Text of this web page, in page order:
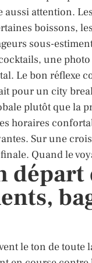
aussi attention.
boissons,
sous-
une
Le bon réflexe
pour un city
plutôt que la
horaires
Sur une
Quand le
départ
le ton de